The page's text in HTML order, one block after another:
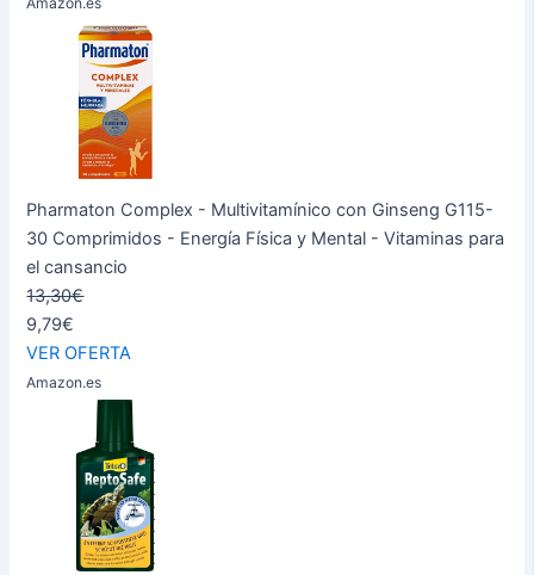
Pharmaton Complex - Multivitamínico con Ginseng G115-
30 Comprimidos - Energía Física y Mental - Vitaminas para
el cansancio
13,30€
9,79€
VER OFERTA
Amazon.es